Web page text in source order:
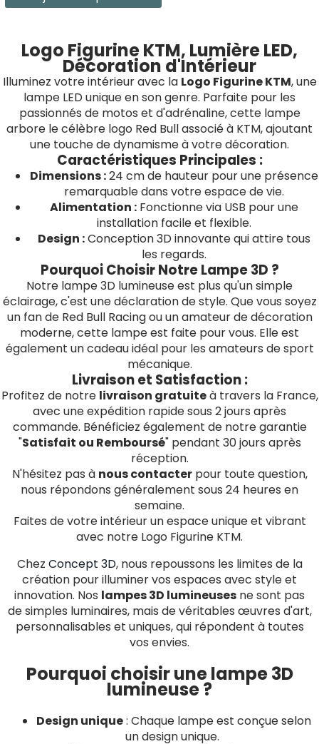
Logo Figurine KTM, Lumière LED,
Décoration d'Intérieur
Illuminez votre intérieur avec la Logo Figurine KTM, une
lampe LED unique en son genre. Parfaite pour les
passionnés de motos et d'adrénaline, cette lampe
arbore le célèbre logo Red Bull associé à KTM, ajoutant
une touche de dynamisme à votre décoration.
Caractéristiques Principales :
Dimensions :24 cm de hauteur pour une présence
remarquable dans votre espace de vie.
Alimentation :Fonctionne via USB pour une
installation facile et flexible.
Design :Conception 3D innovante qui attire tous
les regards.
Pourquoi Choisir Notre Lampe 3D ?
Notre lampe 3D lumineuse est plus qu'un simple
éclairage, c'est une déclaration de style. Que vous soyez
un fan de Red Bull Racing ou un amateur de décoration
moderne, cette lampe est faite pour vous. Elle est
également un cadeau idéal pour les amateurs de sport
mécanique.
Livraison et Satisfaction :
Profitez de notre livraison gratuiteà travers la France,
avec une expédition rapide sous 2 jours après
commande. Bénéficiez également de notre garantie
"Satisfait ou Remboursé" pendant 30 jours après
réception.
N'hésitez pas à nous contacterpour toute question,
nous répondons généralement sous 24 heures en
semaine.
Faites de votre intérieur un espace unique et vibrant
avec notre Logo Figurine KTM.
Chez Concept 3D, nous repoussons les limites de la
création pour illuminer vos espaces avec style et
innovation. Nos lampes 3D lumineuses ne sont pas
de simples luminaires, mais de véritables œuvres d'art,
personnalisables et uniques, qui répondent à toutes
vos envies.
Pourquoi choisir une lampe 3D
lumineuse ?
Design unique: Chaque lampe est conçue selon
un design unique.